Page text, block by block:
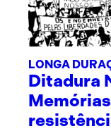
LONGA
Ditadura